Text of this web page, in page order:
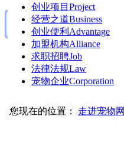
创业项目 Project
经营之道Business
创业便利 Advantage
加盟机构Alliance
求职招聘Job
法律法规Law
宠物企业Corporation
您现在的位置： 走进宠物网